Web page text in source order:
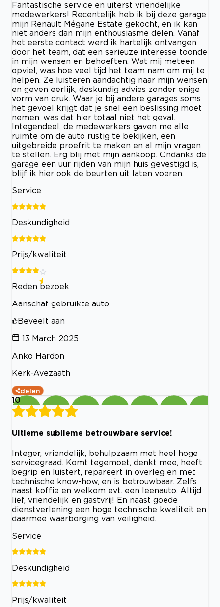
Fantastische service en uiterst vriendelijke
medewerkers! Recentelijk heb ik bij deze garage
mijn Renault Mégane Estate gekocht, en ik kan
niet anders dan mijn enthousiasme delen. Vanaf
het eerste contact werd ik hartelijk ontvangen
door het team, dat een serieuze interesse toonde
in mijn wensen en behoeften. Wat mij meteen
opviel, was hoe veel tijd het team nam om mij te
helpen. Ze luisteren aandachtig naar mijn wensen
en geven eerlijk, deskundig advies zonder enige
vorm van druk. Waar je bij andere garages soms
het gevoel krijgt dat je snel een beslissing moet
nemen, was dat hier totaal niet het geval.
Integendeel, de medewerkers gaven me alle
ruimte om de auto rustig te bekijken, een
uitgebreide proefrit te maken en al mijn vragen
te stellen. Erg blij met mijn aankoop. Ondanks de
garage een uur rijden van mijn huis gevestigd is,
blijf ik hier ook de beurten uit laten voeren.
Service
Deskundigheid
Prijs/kwaliteit
Reden bezoek
Aanschaf gebruikte auto
Beveelt aan
13 March 2025
Anko Hardon
Kerk-Avezaath
delen
10
Ultieme sublieme betrouwbare service!
Integer, vriendelijk, behulpzaam met heel hoge
servicegraad. Komt tegemoet, denkt mee, heeft
begrip en luistert, repareert in overleg en met
technische know-how, en is betrouwbaar. Zelfs
naast koffie en welkom evt. een leenauto. Altijd
lief, vriendelijk en gastvrij! En naast goede
dienstverlening een hoge technische kwaliteit en
daarmee waarborging van veiligheid.
Service
Deskundigheid
Prijs/kwaliteit